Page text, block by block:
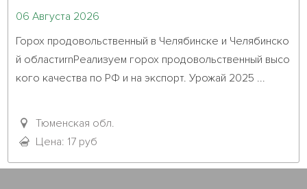
06 Августа 2026
Горох продовольственный в Челябинске и Челябинско
й областиrnРеализуем горох продовольственный высо
кого качества по РФ и на экспорт. Урожай 2025 ...
Тюменская обл.
Цена: 17 руб